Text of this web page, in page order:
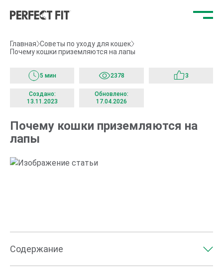
Главная Советы по уходу для кошек
Почему кошки приземляются на лапы
5 мин 2378 3
Создано:
13.11.2023
Обновлено:
17.04.2026
Почему кошки приземляются на
лапы
Содержание